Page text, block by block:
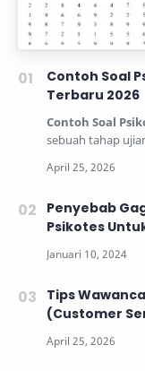
Contoh Soal
Terbaru 2026
Contoh Soal
sebuah tahap
Penyebab
Psikotes
Tips
(Customer